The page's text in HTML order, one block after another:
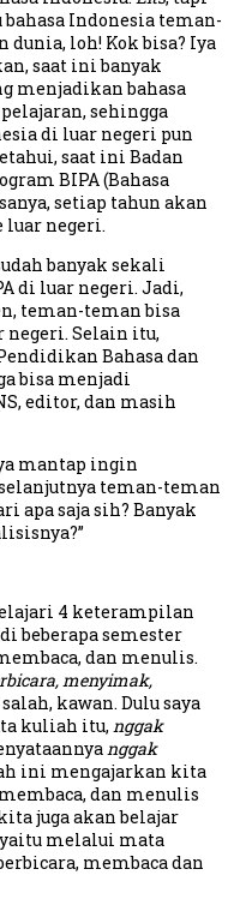
Indonesia teman-
loh! Kok bisa? Iya
saat ini banyak
menjadikan bahasa
sehingga
di luar negeri pun
saat ini Badan
BIPA (Bahasa
setiap tahun akan
luar negeri.
banyak sekali
di luar negeri. Jadi,
teman-teman bisa
negeri. Selain itu,
Bahasa dan
bisa menjadi
editor, dan masih
mantap ingin
teman-teman
apa saja sih? Banyak
4 keterampilan
beberapa semester
dan menulis.
menyimak,
kawan. Dulu saya
kuliah itu, nggak
nggak
ini mengajarkan kita
dan menulis
juga akan belajar
melalui mata
membaca dan